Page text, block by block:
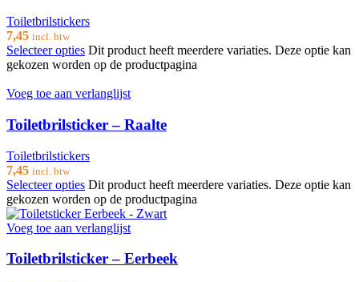
Toiletbrilstickers
7,45 incl. btw
Selecteer opties Dit product heeft meerdere variaties. Deze optie kan
gekozen worden op de productpagina
Voeg toe aan verlanglijst
Toiletbrilsticker – Raalte
Toiletbrilstickers
7,45 incl. btw
Selecteer opties Dit product heeft meerdere variaties. Deze optie kan
gekozen worden op de productpagina
Voeg toe aan verlanglijst
Toiletbrilsticker – Eerbeek